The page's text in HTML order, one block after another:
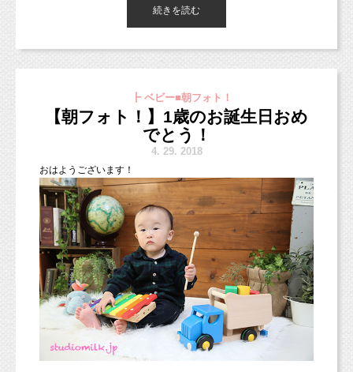
2人とも数えでの七五三撮影でしたが、とっても上手にできまし
た！
七五三撮影、数えか満か、どちらで撮影したらいいか迷っている
ご家族さまも多いかと思います。
お子さまの成長具合を見て決めていただくのが良いのかなと思い
ます。
もし迷われていて、決められない！という場合は
ぜひスタジオ見学がてら遊びにいらしていただければと思いま
す。
もちろんグレーはかっこよくも撮れるので、
入学祝いやフォーマルな雰囲気の撮影にもオススメです！
お次は3歳の女の子！
お誕生日のお祝いの撮影でこちらのグレーをお選びいただきまし
た。
お友達登録で特典あり！２回目以降は撮影料金が割引に。
スマッシュケーキの撮影をされたい方は、スマッシュケーキプラ
スマッシュケーキプラン希望！
とおっしゃってくださいね♪
＊スマッシュケーキプラン＊
平日29,160円 /土日祝日39,960円
＊データ50枚・2パターンまで撮影可能
土日祝日は家族写真サービス
（平日の家族写真は追加5,400円となります ）
スマッシュケーキはピンク・ブルー・ホワイト・ホワイト（アレ
とっても可愛くて微笑ましいですよね♡
でも、やっぱりパパママは大変です！
1人でも大変な赤ちゃんが2人いるのですから。
ある程度自分のことができる年齢になるまで
は、
きっと休む暇もないのでしょうね。
救いはお姉ちゃんが、
とってもしっかり者だということ！
まだまだ甘えたい５歳さんだけど、
ママのお手伝いをしてくれているそうです（＾
続きを読む
┣ ベビー■朝フォト！
【朝フォト！】1歳のお誕生日おめ
でとう！
4. 29. 2018
おはようございます！